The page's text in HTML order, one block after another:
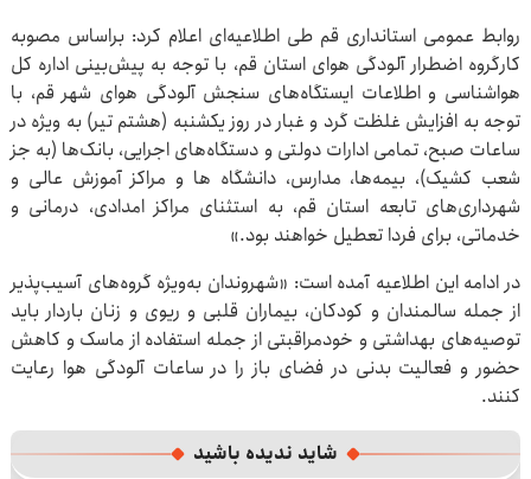
روابط عمومی استانداری قم طی اطلاعیه‌ای اعلام کرد: براساس مصوبه
کارگروه اضطرار آلودگی هوای استان قم، با توجه به پیش‌بینی اداره کل
هواشناسی و اطلاعات ایستگاه‌های سنجش آلودگی هوای شهر قم، با
توجه به افزایش غلظت گرد و غبار در روز یکشنبه (هشتم تیر) به ویژه در
ساعات صبح، تمامی ادارات دولتی و دستگاه‌های اجرایی، بانک‌ها (به جز
شعب کشیک)، بیمه‌ها، مدارس، دانشگاه ها و مراکز آموزش عالی و
شهرداری‌های تابعه استان قم، به استثنای مراکز امدادی، درمانی و
خدماتی، برای فردا تعطیل خواهند بود.»
در ادامه این اطلاعیه آمده است: «شهروندان به‌ویژه گروه‌های آسیب‌پذیر
از جمله سالمندان و کودکان، بیماران قلبی و ریوی و زنان باردار باید
توصیه‌های بهداشتی و خودمراقبتی از جمله استفاده از ماسک و کاهش
حضور و فعالیت بدنی در فضای باز را در ساعات آلودگی هوا رعایت
کنند.
شاید ندیده باشید